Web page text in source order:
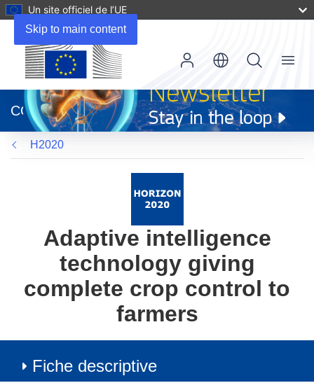
Skip to main content
Un site officiel de l’UE
dans
une
nouvelle
fenêtre)
CORDIS
Menu
H2020
Adaptive intelligence
technology giving
complete crop control to
farmers
Fiche descriptive